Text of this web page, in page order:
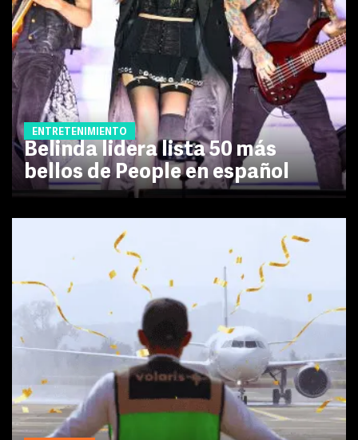
ENTRETENIMIENTO
Belinda lidera lista 50 más
bellos de People en español